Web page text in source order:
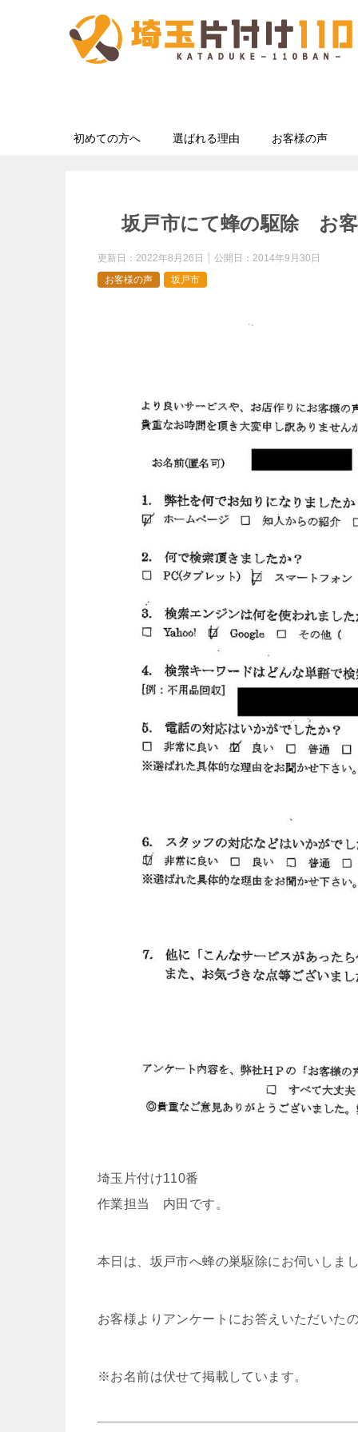
初めての方へ 選ばれる理由 お客様の声
坂戸市にて蜂の駆除 お
更新日： 2022年8月26日 公開日： 2014年9月30日
お客様の声
坂戸市
埼玉片付け110番
作業担当 内田です。
本日は、坂戸市へ蜂の巣駆除にお伺いしま
お客様よりアンケートにお答えいただいた
※お名前は伏せて掲載しています。